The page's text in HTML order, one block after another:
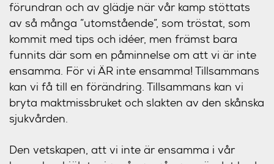
förundran och av glädje när vår kamp stöttats
av så många ”utomstående”, som tröstat, som
kommit med tips och idéer, men främst bara
funnits där som en påminnelse om att vi är inte
ensamma. För vi ÄR inte ensamma! Tillsammans
kan vi få till en förändring. Tillsammans kan vi
bryta maktmissbruket och slakten av den skånska
sjukvården.
Den vetskapen, att vi inte är ensamma i vår